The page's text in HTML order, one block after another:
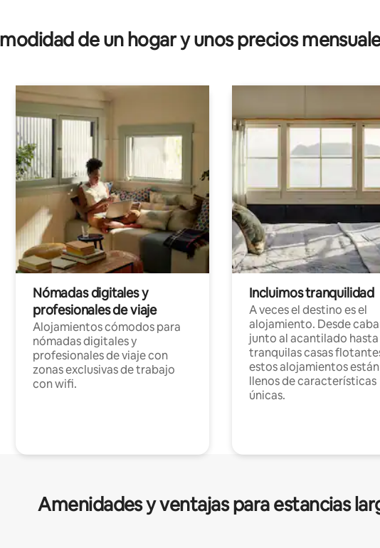
de un hogar y unos precios
Nómadas digitales y
profesionales de viaje
Alojamientos cómodos para
nómadas digitales y
profesionales de viaje con
zonas exclusivas de trabajo
con wifi.
Incluimos tranquilidad
A veces el destino es el
alojamiento. Desde
junto al acantilado hasta
tranquilas casas
estos alojamientos están
llenos de características
únicas.
Amenidades y ventajas para estancias